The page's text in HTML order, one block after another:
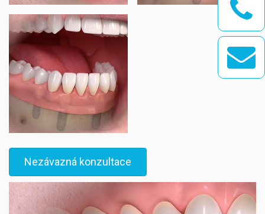
Nezávazná konzultace